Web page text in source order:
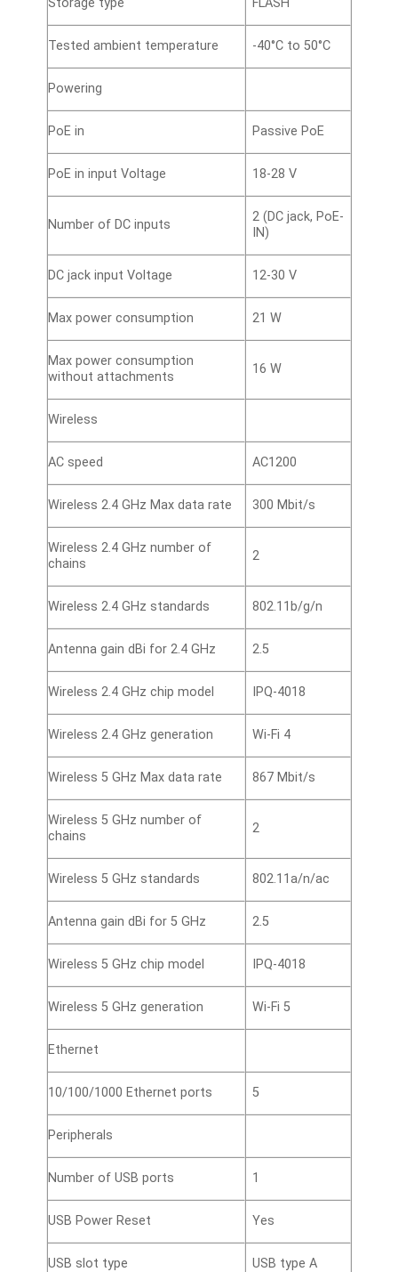
Tested ambient temperature -40°C to 50°C
Powering
PoE in Passive PoE
PoE in input Voltage 18-28 V
Number of DC inputs
2 (DC jack, PoE-
IN)
DC jack input Voltage 12-30 V
Max power consumption 21 W
Max power consumption
without attachments
16 W
Wireless
AC speed AC1200
Wireless 2.4 GHz Max data rate 300 Mbit/s
Wireless 2.4 GHz number of
chains
2
Wireless 2.4 GHz standards 802.11b/g/n
Antenna gain dBi for 2.4 GHz 2.5
Wireless 2.4 GHz chip model IPQ-4018
Wireless 2.4 GHz generation Wi-Fi 4
Wireless 5 GHz Max data rate 867 Mbit/s
Wireless 5 GHz number of
chains
2
Wireless 5 GHz standards 802.11a/n/ac
Antenna gain dBi for 5 GHz 2.5
Wireless 5 GHz chip model IPQ-4018
Wireless 5 GHz generation Wi-Fi 5
Ethernet
10/100/1000 Ethernet ports 5
Peripherals
Number of USB ports 1
USB Power Reset Yes
USB slot type USB type A